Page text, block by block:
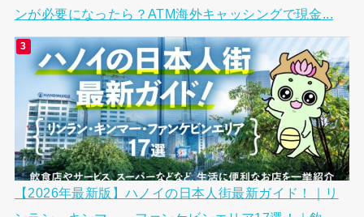
ンが必要になったら？ATM海外キャッシングで現金...
【2026年最新版】ハノイの日本人街最新ガイド！｜リ